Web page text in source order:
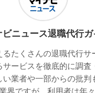
ビニュース退職代行ガ
るたくさんの退職代行サ
サービスを徹底的に調査
い業者や一部からの批判
界ですが、利用者は年